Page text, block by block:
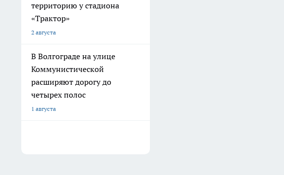
территорию у стадиона
«Трактор»
2 августа
В Волгограде на улице
Коммунистической
расширяют дорогу до
четырех полос
1 августа